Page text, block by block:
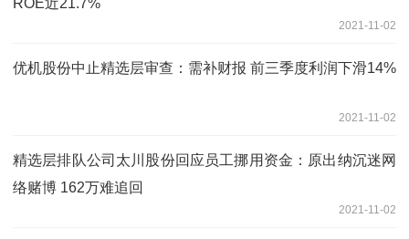
2021-11-02
优机股份中止精选层审查：需补财报 前三季度利润下滑14%
2021-11-02
精选层排队公司太川股份回应员工挪用资金：原出纳沉迷网
络赌博 162万难追回
2021-11-02